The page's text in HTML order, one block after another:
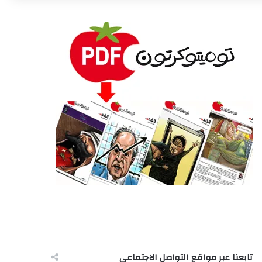
تابعنا عبر مواقع التواصل الاجتماعى